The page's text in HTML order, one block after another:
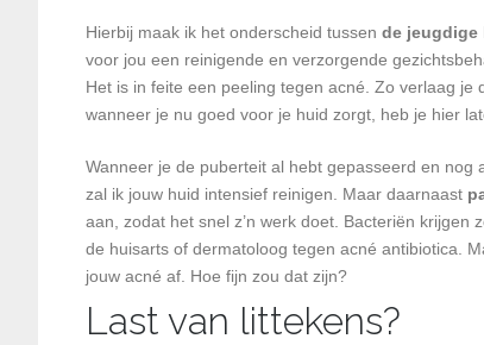
Hierbij maak ik het onderscheid tussen de jeugdige
voor jou een reinigende en verzorgende
Het is in feite een peeling tegen acné. Zo verlaag
wanneer je nu goed voor je huid zorgt, heb je hier
Wanneer je de puberteit al hebt gepasseerd en
zal ik jouw huid intensief reinigen. Maar daarnaast
aan, zodat het snel z’n werk doet. Bacteriën
de huisarts of dermatoloog tegen acné antibiotica.
jouw acné af. Hoe fijn zou dat zijn?
Last van littekens?